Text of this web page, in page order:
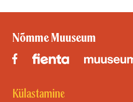
Nõmme Muuseum
Külastamine